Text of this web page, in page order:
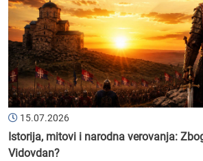
15.07.2026
Istorija, mitovi i narodna verovanja:
Vidovdan?